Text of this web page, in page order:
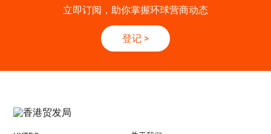
立即订阅，助你掌握环球营商动态
登记 >